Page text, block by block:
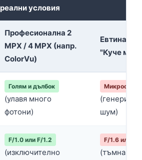
реални условия
Професионална 2
MPX / 4 MPX (напр.
ColorVu)
Евтина 8
"Куче
Голям и дълбок
(улавя много
фотони)
(генерира
шум)
F/1.0 или F/1.2
(изключително
F/1.6 или F/
(тъмна